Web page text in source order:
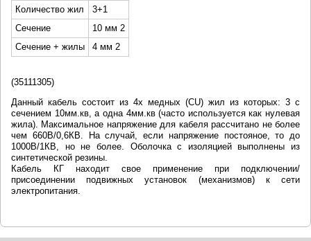
Количество жил
3+1
Сечение
10 мм 2
Сечение + жилы
4 мм 2
(35111305)
Данный кабель состоит из 4x медных (CU) жил из которых: 3 с
сечением 10мм.кв, а одна 4мм.кв (часто используется как нулевая
жила). Максимальное напряжение для кабеля рассчитано не более
чем 660В/0,6КВ. На случай, если напряжение постояное, то до
1000В/1КВ, но не более. Оболочка с изоляцией выполнены из
синтетической резины.
Кабель КГ находит свое применение при подключении/
присоединении подвижных установок (механизмов) к сети
электропитания.